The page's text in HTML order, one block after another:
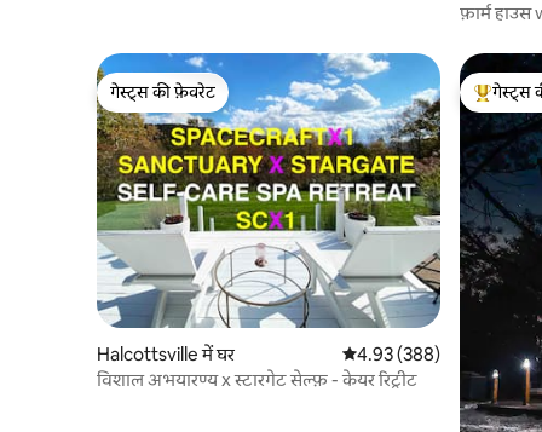
फ़ार्म
गेस्ट्स की फ़ेवरेट
गेस्ट्स की फ़ेवरेट
Halcottsville में घर औसत रेटिंग 5 में से 4.93, 388
4.93 (388)
विशाल अभयारण्य x स्टारगेट सेल्फ़ - केयर रिट्रीट
गेस्ट्स का
गेस्ट्स